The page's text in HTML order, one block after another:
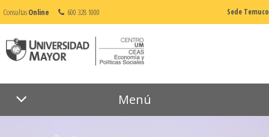
ConsultasOnline 600 328 1000 Sede Temuco
Menú